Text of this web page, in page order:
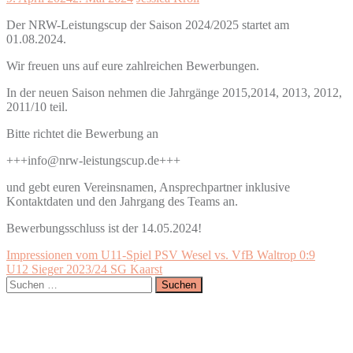
Der NRW-Leistungscup der Saison 2024/2025 startet am
01.08.2024.
Wir freuen uns auf eure zahlreichen Bewerbungen.
In der neuen Saison nehmen die Jahrgänge 2015,2014, 2013, 2012,
2011/10 teil.
Bitte richtet die Bewerbung an
+++info@nrw-leistungscup.de+++
und gebt euren Vereinsnamen, Ansprechpartner inklusive
Kontaktdaten und den Jahrgang des Teams an.
Bewerbungsschluss ist der 14.05.2024!
Beitragsnavigation
Impressionen vom U11-Spiel PSV Wesel vs. VfB Waltrop 0:9
U12 Sieger 2023/24 SG Kaarst
Suchen
nach: